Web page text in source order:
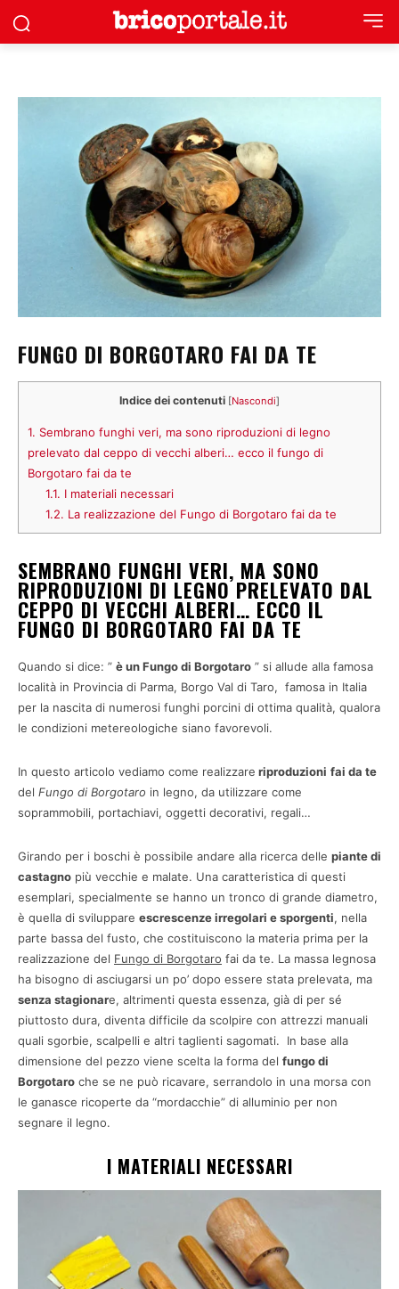
FUNGO DI BORGOTARO FAI DA TE
Indice dei contenuti [Nascondi]
1. Sembrano funghi veri, ma sono riproduzioni di legno
prelevato dal ceppo di vecchi alberi… ecco il fungo di
Borgotaro fai da te
1.1. I materiali necessari
1.2. La realizzazione del Fungo di Borgotaro fai da te
SEMBRANO FUNGHI VERI, MA SONO
RIPRODUZIONI DI LEGNO PRELEVATO DAL
CEPPO DI VECCHI ALBERI… ECCO IL
FUNGO DI BORGOTARO FAI DA TE
Quando si dice: ” è un Fungo di Borgotaro ” si allude alla famosa
località in Provincia di Parma, Borgo Val di Taro, famosa in Italia
per la nascita di numerosi funghi porcini di ottima qualità, qualora
le condizioni metereologiche siano favorevoli.
In questo articolo vediamo come realizzare riproduzioni fai da te
del Fungo di Borgotaro in legno, da utilizzare come
soprammobili, portachiavi, oggetti decorativi, regali…
Girando per i boschi è possibile andare alla ricerca delle piante di
castagno più vecchie e malate. Una caratteristica di questi
esemplari, specialmente se hanno un tronco di grande diametro,
è quella di sviluppare escrescenze irregolari e sporgenti, nella
parte bassa del fusto, che costituiscono la materia prima per la
realizzazione del Fungo di Borgotaro fai da te. La massa legnosa
ha bisogno di asciugarsi un po’ dopo essere stata prelevata, ma
senza stagionare, altrimenti questa essenza, già di per sé
piuttosto dura, diventa difficile da scolpire con attrezzi manuali
quali sgorbie, scalpelli e altri taglienti sagomati. In base alla
dimensione del pezzo viene scelta la forma del fungo di
Borgotaro che se ne può ricavare, serrandolo in una morsa con
le ganasce ricoperte da “mordacchie” di alluminio per non
segnare il legno.
I MATERIALI NECESSARI